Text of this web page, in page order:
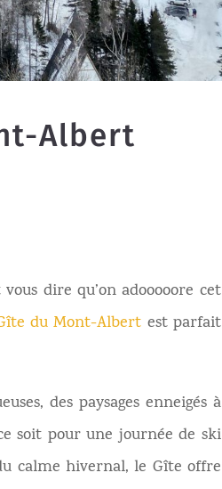
Albert
dire qu’on adooooore cet
du Mont-Albert est parfait
des paysages enneigés à
soit pour une journée de ski
calme hivernal, le Gîte offre